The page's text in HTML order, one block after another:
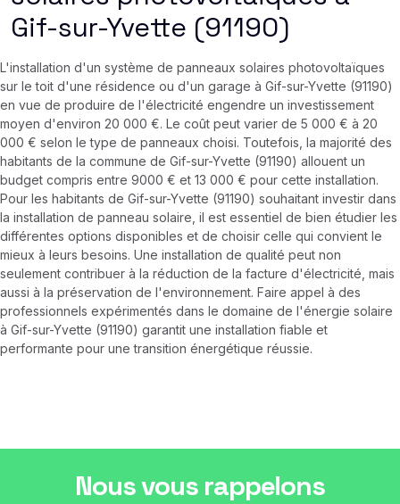
Gif-sur-Yvette (91190)
L'installation d'un système de panneaux solaires photovoltaïques
sur le toit d'une résidence ou d'un garage à Gif-sur-Yvette (91190)
en vue de produire de l'électricité engendre un investissement
moyen d'environ 20 000 €. Le coût peut varier de 5 000 € à 20
000 € selon le type de panneaux choisi. Toutefois, la majorité des
habitants de la commune de Gif-sur-Yvette (91190) allouent un
budget compris entre 9000 € et 13 000 € pour cette installation.
Pour les habitants de Gif-sur-Yvette (91190) souhaitant investir dans
la installation de panneau solaire, il est essentiel de bien étudier les
différentes options disponibles et de choisir celle qui convient le
mieux à leurs besoins. Une installation de qualité peut non
seulement contribuer à la réduction de la facture d'électricité, mais
aussi à la préservation de l'environnement. Faire appel à des
professionnels expérimentés dans le domaine de l'énergie solaire
à Gif-sur-Yvette (91190) garantit une installation fiable et
performante pour une transition énergétique réussie.
Nous vous rappelons